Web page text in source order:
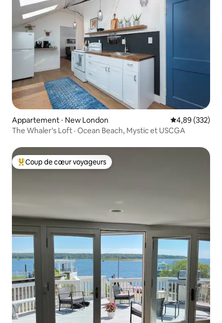
Appartement ⋅ New London Évaluation
4,89 (332)
The Whaler's Loft · Ocean Beach, Mystic et USCGA
Coups de cœur voyageurs les plus appréciés
Coup de cœur voyageurs